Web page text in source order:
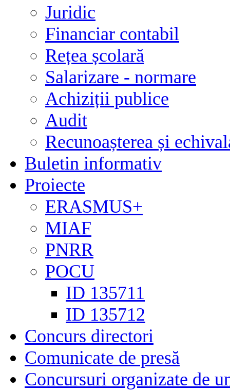
Juridic
Financiar contabil
Rețea școlară
Salarizare - normare
Achiziții publice
Audit
Recunoașterea și
Buletin informativ
Proiecte
ERASMUS+
MIAF
PNRR
POCU
ID 135711
ID 135712
Concurs directori
Comunicate de presă
Concursuri organizate de